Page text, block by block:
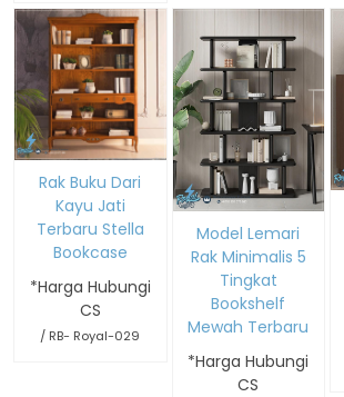
Rak Buku Dari
Kayu Jati
Terbaru Stella
Bookcase
*Harga Hubungi
CS
/ RB- Royal-029
Model Lemari
Rak Minimalis 5
Tingkat
Bookshelf
Mewah Terbaru
*Harga Hubungi
CS